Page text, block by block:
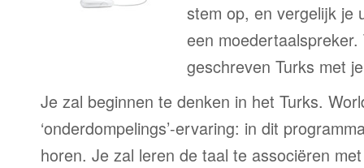
stem op, en vergelijk je
een
geschreven Turks met
Je zal beginnen te denken in het Turks.
‘onderdompelings’-ervaring: in dit
horen. Je zal leren de taal te associëren